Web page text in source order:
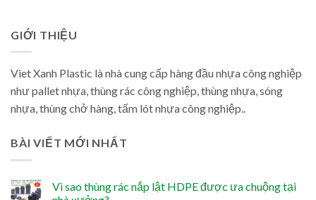
GIỚI THIỆU
Viet Xanh Plastic là nhà cung cấp hàng đầu nhựa công nghiệp
như pallet nhựa, thùng rác công nghiệp, thùng nhựa, sóng
nhựa, thùng chở hàng, tấm lót nhựa công nghiệp..
BÀI VIẾT MỚI NHẤT
Vì sao thùng rác nắp lật HDPE được ưa chuộng tại